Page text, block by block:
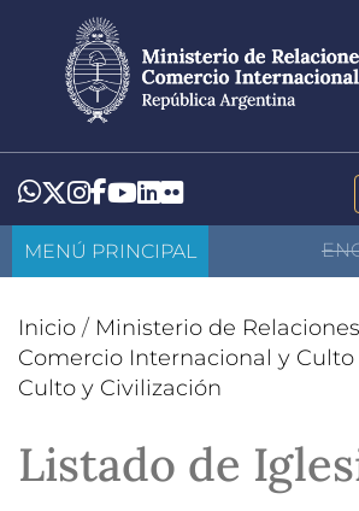
contenido
principal
Whatsapp
Twitter
Instagram
Facebook
YouTube
LinkedIn
Flickr
MENÚ PRINCIPAL
Inicio / Ministerio de
Comercio Internacional y Culto
Culto y Civilización
Listado de